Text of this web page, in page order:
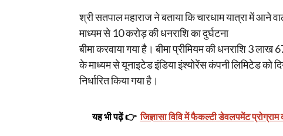
श्री सतपाल महाराज ने बताया कि चारधाम यात्रा में आने
माध्यम से 10 करोड़ की धनराशि का दुर्घटना
बीमा करवाया गया है। बीमा प्रीमियम की धनराशि 3
के माध्यम से यूनाइटेड इंडिया इंश्योरेंस कंपनी लिमिटेड को
निर्धारित किया गया है।
यह भी पढ़ें 👉 जिज्ञासा विवि में फैकल्टी डेवलपमेंट प्रोग्राम